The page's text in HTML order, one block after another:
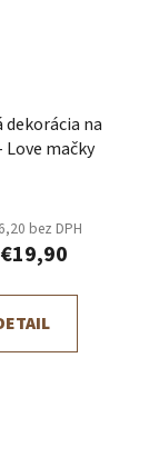
dekorácia na
Love mačky
bez DPH
€19,90